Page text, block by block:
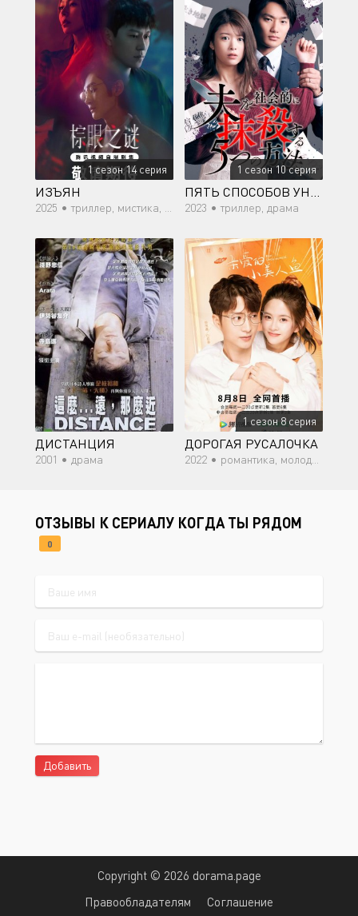
1 сезон 14 серия
ИЗЪЯН
2025 •триллер, мистика, психология
1 сезон 10 серия
ПЯТЬ СПОСОБОВ УНИЧТОЖИТЬ МУЖА ДЛЯ ОБЩЕСТВА
2023 •триллер, драма
ДИСТАНЦИЯ
2001 • драма
1 сезон 8 серия
ДОРОГАЯ РУСАЛОЧКА
2022 • романтика, молодость, драма
ОТЗЫВЫ К СЕРИАЛУ КОГДА ТЫ РЯДОМ
0
Добавить
Copyright © 2026 dorama.page
Правообладателям
Соглашение